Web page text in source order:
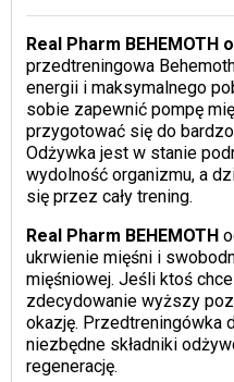
Real Pharm BEHEMOTH o
przedtreningowa
energii i maksymalnego
sobie zapewnić pompę
przygotować się do
Odżywka jest w stanie
wydolność organizmu, a
się przez cały trening.
Real Pharm BEHEMOTH
ukrwienie mięśni i
mięśniowej. Jeśli ktoś
zdecydowanie wyższy
okazję. Przedtreningówka
niezbędne składniki
regenerację.